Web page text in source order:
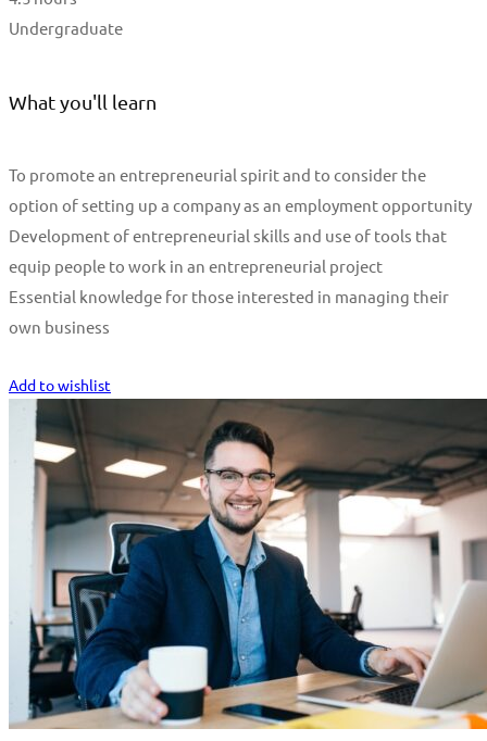
Undergraduate
What you'll learn
To promote an entrepreneurial spirit and to consider the
option of setting up a company as an employment opportunity
Development of entrepreneurial skills and use of tools that
equip people to work in an entrepreneurial project
Essential knowledge for those interested in managing their
own business
Add to wishlist